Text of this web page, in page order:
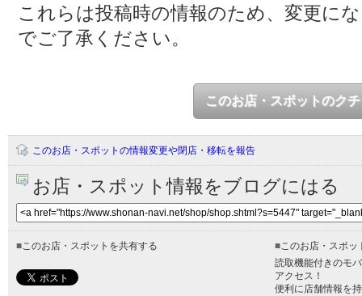
これらは投稿時の情報のため、変更に
でご了承ください。
このお店・スポットのク
このお店・スポットの情報変更や閉店・移転を報告
お店・スポット情報をブログにはる
■このお店・スポットを共有する ■このお店・スポッ
読取機能付きのモ
アクセス！
便利に店舗情報を